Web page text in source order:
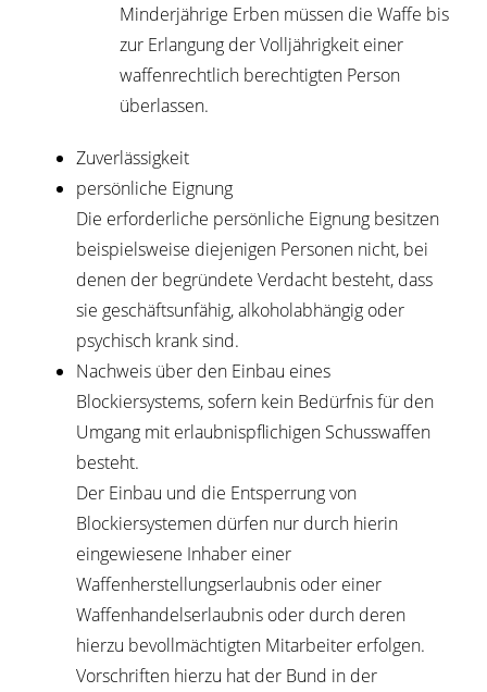
Minderjährige Erben müssen die Waffe bis
zur Erlangung der Volljährigkeit einer
waffenrechtlich berechtigten Person
überlassen.
Zuverlässigkeit
persönliche Eignung
Die erforderliche persönliche Eignung besitzen
beispielsweise diejenigen Personen nicht, bei
denen der begründete Verdacht besteht, dass
sie geschäftsunfähig, alkoholabhängig oder
psychisch krank sind.
Nachweis über den Einbau eines
Blockiersystems, sofern kein Bedürfnis für den
Umgang mit erlaubnispflichigen Schusswaffen
besteht.
Der Einbau und die Entsperrung von
Blockiersystemen dürfen nur durch hierin
eingewiesene Inhaber einer
Waffenherstellungserlaubnis oder einer
Waffenhandelserlaubnis oder durch deren
hierzu bevollmächtigten Mitarbeiter erfolgen.
Vorschriften hierzu hat der Bund in der